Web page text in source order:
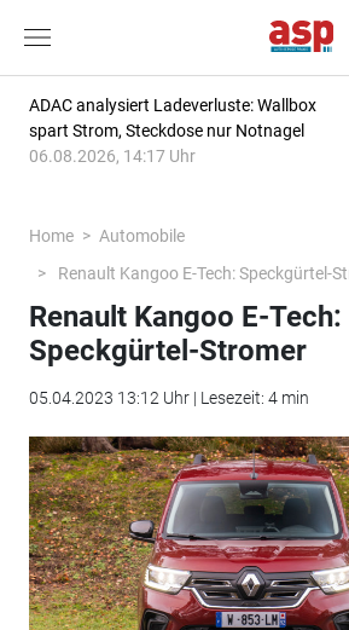
ADAC analysiert Ladeverluste: Wallbox
spart Strom, Steckdose nur Notnagel
06.08.2026, 14:17 Uhr
Home
Automobile
Renault Kangoo E-Tech: Speckgürtel-
Renault Kangoo E-Tech:
Speckgürtel-Stromer
05.04.2023 13:12 Uhr | Lesezeit: 4 min